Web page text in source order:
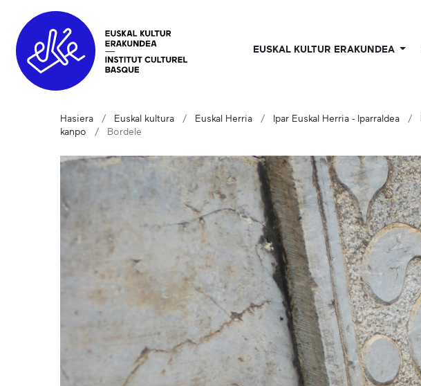
EUSKAL KULTUR ERAKUNDEA
Hasiera Euskal kultura Euskal Herria Ipar Euskal Herria - Iparraldea
kanpo
Bordele